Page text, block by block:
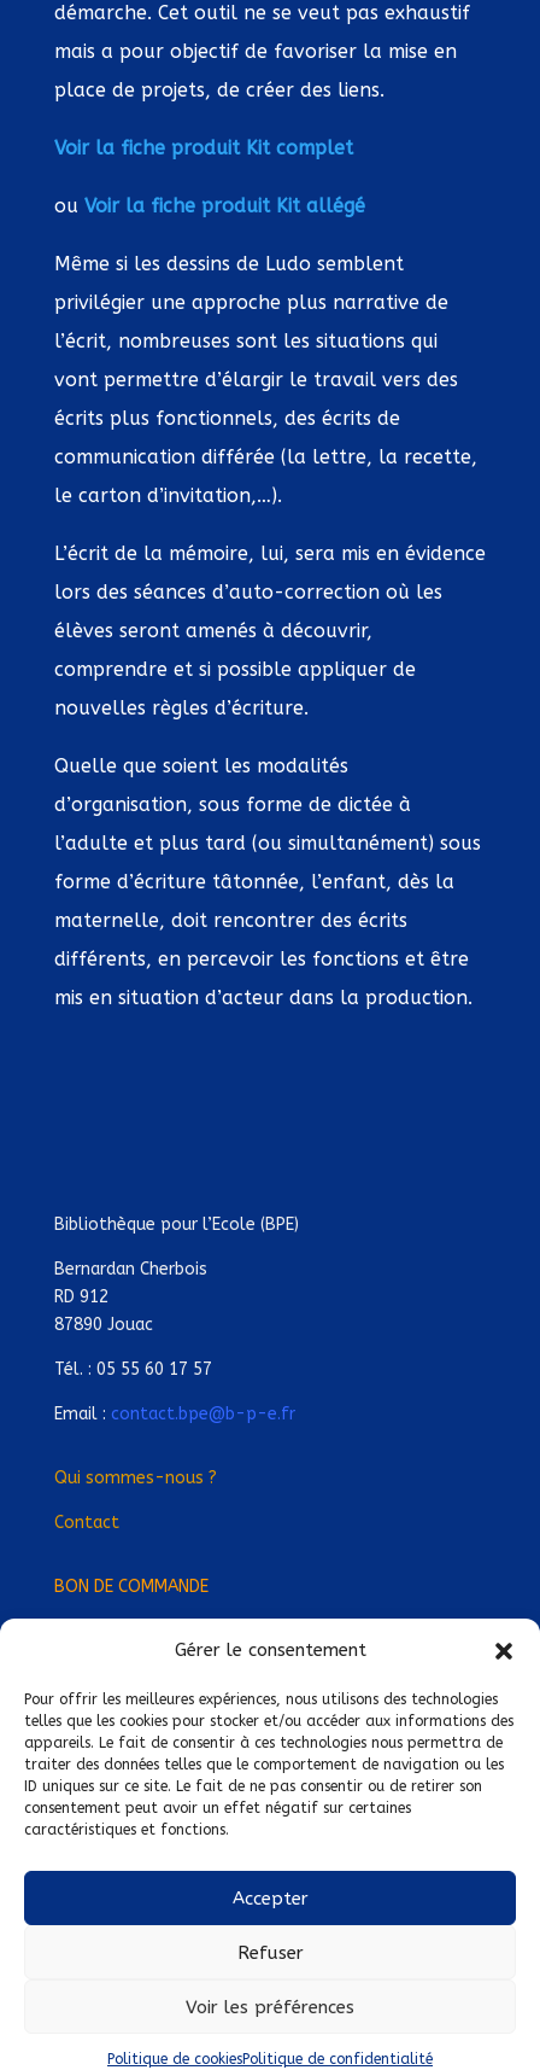
Gérer le consentement
Pour offrir les meilleures expériences, nous utilisons des technologies
telles que les cookies pour stocker et/ou accéder aux informations des
appareils. Le fait de consentir à ces technologies nous permettra de
traiter des données telles que le comportement de navigation ou les
ID uniques sur ce site. Le fait de ne pas consentir ou de retirer son
consentement peut avoir un effet négatif sur certaines
caractéristiques et fonctions.
Accepter
Refuser
Voir les préférences
Politique de cookiesPolitique de confidentialité
démarche. Cet outil ne se veut pas exhaustif
mais a pour objectif de favoriser la mise en
place de projets, de créer des liens.
Voir la fiche produit Kit complet
ou Voir la fiche produit Kit allégé
Même si les dessins de Ludo semblent
privilégier une approche plus narrative de
l’écrit, nombreuses sont les situations qui
vont permettre d’élargir le travail vers des
écrits plus fonctionnels, des écrits de
communication différée (la lettre, la recette,
le carton d’invitation,…).
L’écrit de la mémoire, lui, sera mis en évidence
lors des séances d’auto-correction où les
élèves seront amenés à découvrir,
comprendre et si possible appliquer de
nouvelles règles d’écriture.
Quelle que soient les modalités
d’organisation, sous forme de dictée à
l’adulte et plus tard (ou simultanément) sous
forme d’écriture tâtonnée, l’enfant, dès la
maternelle, doit rencontrer des écrits
différents, en percevoir les fonctions et être
mis en situation d’acteur dans la production.
Bibliothèque pour l’Ecole (BPE)
Bernardan Cherbois
RD 912
87890 Jouac
Tél. : 05 55 60 17 57
Email : contact.bpe@b-p-e.fr
Qui sommes-nous ?
Contact
BON DE COMMANDE
Devenez Délégué·e Régional·e !
Trouvez-nous près de chez vous !
Mentions légales
Conditions générales de vente
Politique de confidentialité